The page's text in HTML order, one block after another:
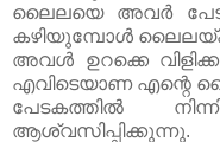
ലൈലയെ അവർ
കഴിയുമ്പോൾ
അവൾ ഉറക്കെ
എവിടെയാണ എന്റെ
പേടകത്തിൽ
ആശ്വസിപ്പിക്കുന്നു.